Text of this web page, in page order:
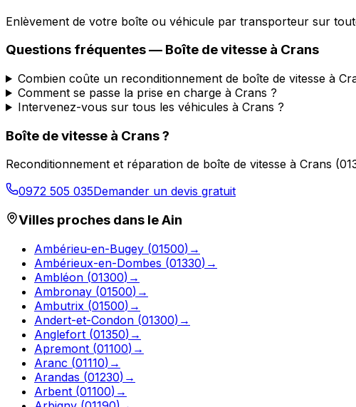
Enlèvement de votre boîte ou véhicule par transporteur sur
Questions fréquentes — Boîte de vitesse à Crans
Combien coûte un reconditionnement de boîte de vitesse à
Comment se passe la prise en charge à Crans ?
Intervenez-vous sur tous les véhicules à Crans ?
Boîte de vitesse à Crans?
Reconditionnement et réparation de boîte de vitesse à Crans (
0972 505 035Demander un devis gratuit
Villes proches dans leAin
Ambérieu-en-Bugey (01500) →
Ambérieux-en-Dombes (01330) →
Ambléon (01300) →
Ambronay (01500) →
Ambutrix (01500) →
Andert-et-Condon (01300) →
Anglefort (01350) →
Apremont (01100) →
Aranc (01110) →
Arandas (01230) →
Arbent (01100) →